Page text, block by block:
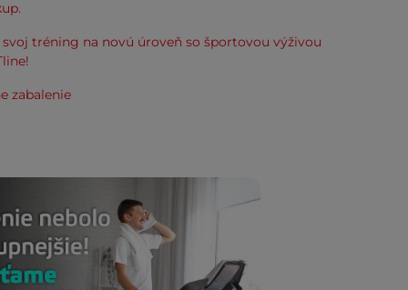
svoj tréning na novú úroveň so športovou výživou
zabalenie